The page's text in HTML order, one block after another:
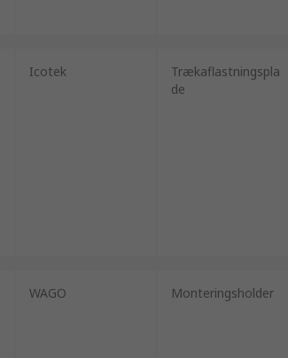
Icotek
Trækaflastningspla
de
WAGO Monteringsholder